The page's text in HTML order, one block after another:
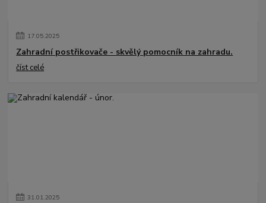
17.05.2025
Zahradní postřikovače - skvělý pomocník na zahradu.
číst celé
31.01.2025